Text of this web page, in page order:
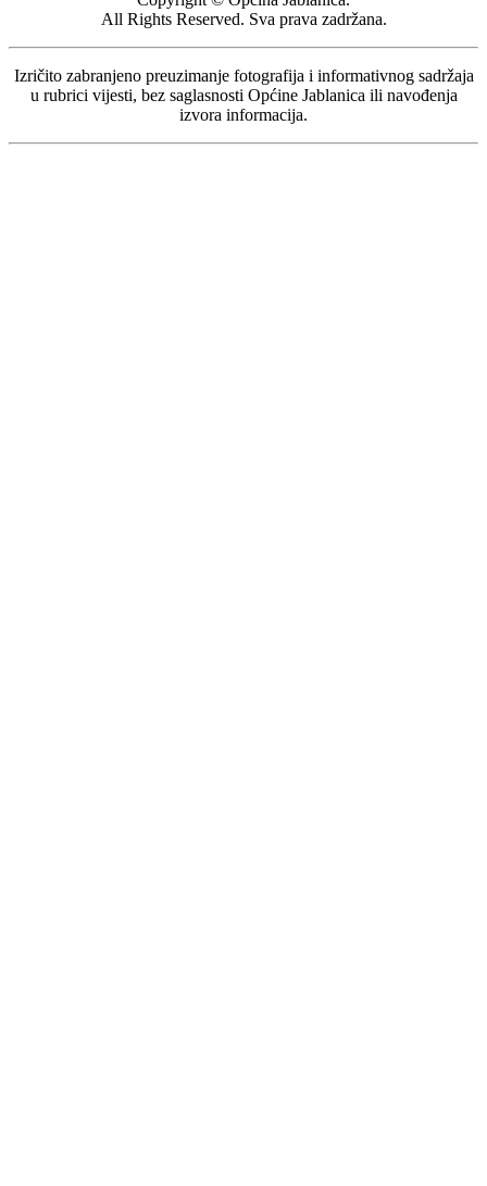
All Rights Reserved. Sva prava zadržana.
Izričito zabranjeno preuzimanje fotografija i informativnog sadržaja
u rubrici vijesti, bez saglasnosti Općine Jablanica ili navođenja
izvora informacija.